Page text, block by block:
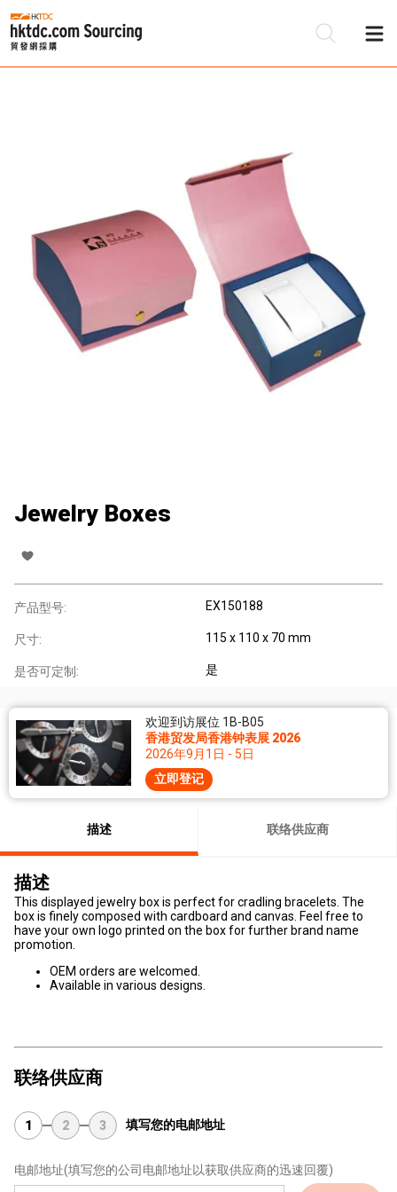
Jewelry Boxes
产品型号: EX150188
尺寸: 115 x 110 x 70 mm
是否可定制: 是
欢迎到访展位 1B-B05
香港贸发局香港钟表展 2026
2026年9月1日 - 5日
立即登记
描述 联络供应商
描述
This displayed jewelry box is perfect for cradling bracelets. The
box is finely composed with cardboard and canvas. Feel free to
have your own logo printed on the box for further brand name
promotion.
OEM orders are welcomed.
Available in various designs.
联络供应商
1 2 3 填写您的电邮地址
电邮地址(填写您的公司电邮地址以获取供应商的迅速回覆)